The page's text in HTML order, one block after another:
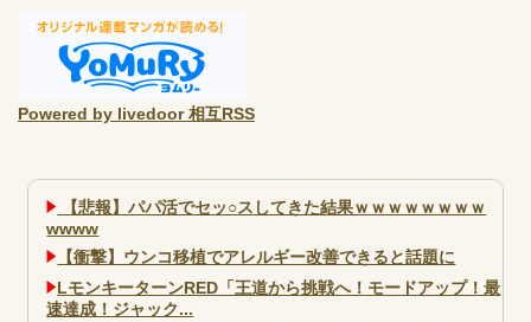
Powered by livedoor 相互RSS
【悲報】パパ活でセッ○スしてきた結果ｗｗｗｗｗｗｗｗ
wwww
【衝撃】ウンコ移植でアレルギー改善できると話題に
LモンキーターンRED「王道から挑戦へ！モードアップ！最
速達成！ジャック...